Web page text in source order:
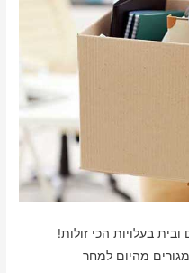
בעלויות הכי זולות!
מהיום למחר